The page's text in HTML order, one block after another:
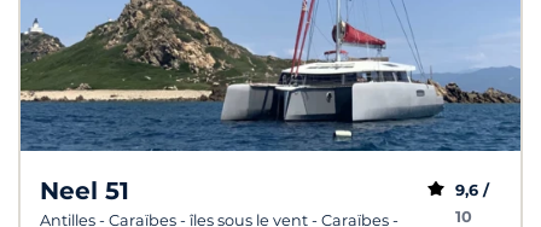
Neel 51
Antilles - Caraïbes - îles sous le vent - Caraïbes -
9,6 /
10